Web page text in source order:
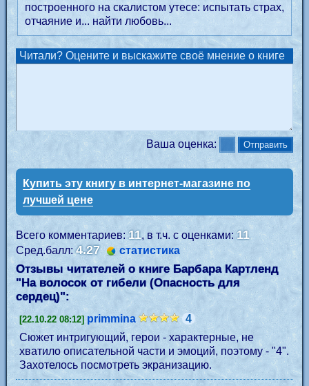
построенного на скалистом утесе: испытать страх,
отчаяние и... найти любовь...
Читали? Оцените и выскажите своё мнение о книге
Ваша оценка:
Купить эту книгу в интернет-магазине по
лучшей цене
Всего комментариев: 11, в т.ч. с оценками: 11
Сред.балл:4.27 статистика
Отзывы читателей о книге Барбара Картленд
"На волосок от гибели (Опасность для
сердец)":
[22.10.22 08:12] primmina
4
Сюжет интригующий, герои - характерные, не
хватило описательной части и эмоций, поэтому - "4".
Захотелось посмотреть экранизацию.